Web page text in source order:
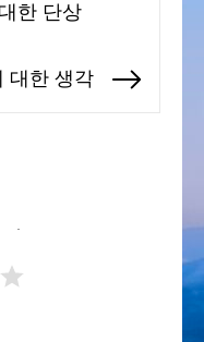
한 단상
대한 생각